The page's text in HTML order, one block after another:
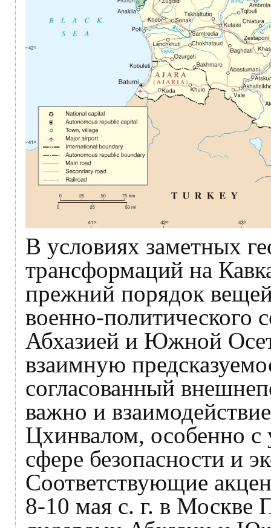
В условиях заметных
трансформаций на
прежний порядок
военно-политического
Абхазией и Южной
взаимную
согласованный
важно и
Цхинвалом, особенно с
сфере безопасности и
Соответствующие
8-10 мая с. г. в Москве